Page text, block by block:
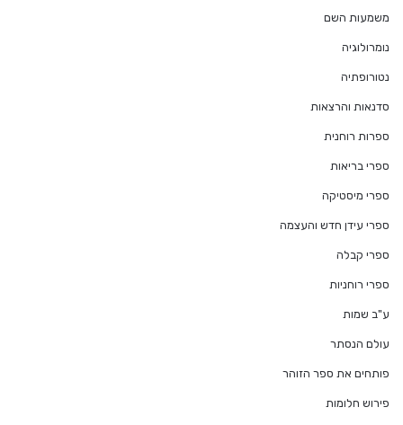
משמעות השם
נומרולוגיה
נטורופתיה
סדנאות והרצאות
ספרות רוחנית
ספרי בריאות
ספרי מיסטיקה
ספרי עידן חדש והעצמה
ספרי קבלה
ספרי רוחניות
ע"ב שמות
עולם הנסתר
פותחים את ספר הזוהר
פירוש חלומות